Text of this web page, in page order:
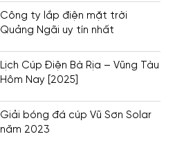
Công ty lắp điện mặt trời
Quảng Ngãi uy tín nhất
Lịch Cúp Điện Bà Rịa – Vũng Tàu
Hôm Nay [2025]
Giải bóng đá cúp Vũ Sơn Solar
năm 2023